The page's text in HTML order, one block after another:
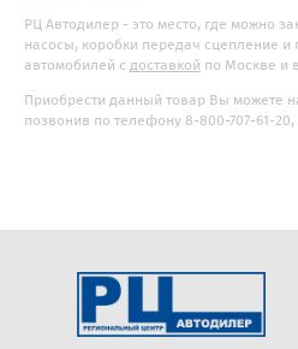
РЦ Автодилер - это место, где можно
насосы, коробки передач сцепление и
автомобилей с доставкой по Москве и
Приобрести данный товар Вы можете
позвонив по телефону 8-800-707-61-